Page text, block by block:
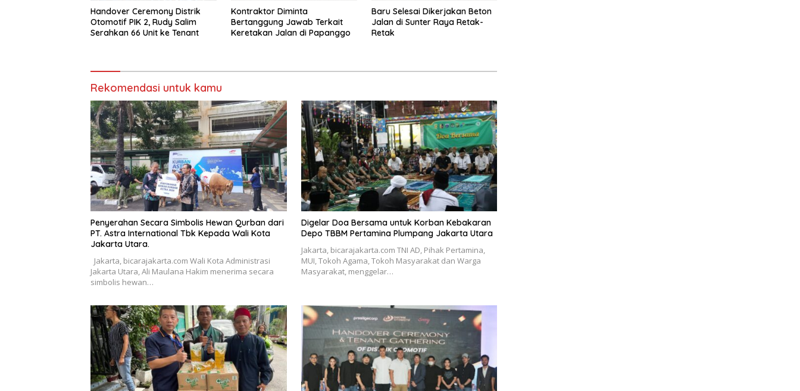
Handover Ceremony Distrik
Otomotif PIK 2, Rudy Salim
Serahkan 66 Unit ke Tenant
Kontraktor Diminta
Bertanggung Jawab Terkait
Keretakan Jalan di Papanggo
Baru Selesai Dikerjakan Beton
Jalan di Sunter Raya Retak-
Retak
Rekomendasi untuk kamu
Penyerahan Secara Simbolis Hewan Qurban dari
PT. Astra International Tbk Kepada Wali Kota
Jakarta Utara.
Jakarta, bicarajakarta.com Wali Kota Administrasi
Jakarta Utara, Ali Maulana Hakim menerima secara
simbolis hewan…
Digelar Doa Bersama untuk Korban Kebakaran
Depo TBBM Pertamina Plumpang Jakarta Utara
Jakarta, bicarajakarta.com TNI AD, Pihak Pertamina,
MUI, Tokoh Agama, Tokoh Masyarakat dan Warga
Masyarakat, menggelar…